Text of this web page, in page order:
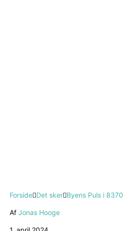
Forside Det sker Byens Puls i 8370
Af Jonas Hooge